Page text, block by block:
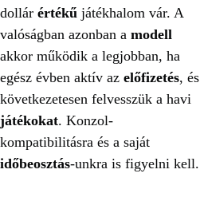
dollár értékű játékhalom vár. A
valóságban azonban a modell
akkor működik a legjobban, ha
egész évben aktív az előfizetés, és
következetesen felvesszük a havi
játékokat. Konzol-
kompatibilitásra és a saját
időbeosztás-unkra is figyelni kell.